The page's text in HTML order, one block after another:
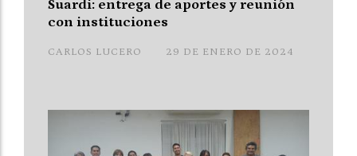
Suardi: entrega de aportes y reunión
con instituciones
CARLOS LUCERO 29 DE ENERO DE 2024